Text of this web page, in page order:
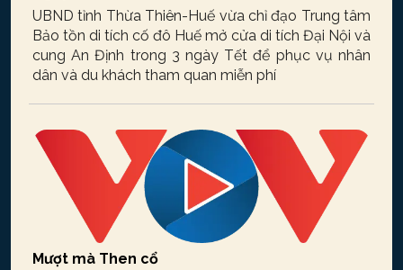
UBND tỉnh Thừa Thiên-Huế vừa chỉ đạo Trung tâm
Bảo tồn di tích cố đô Huế mở cửa di tích Đại Nội và
cung An Định trong 3 ngày Tết để phục vụ nhân
dân và du khách tham quan miễn phí
Mượt mà Then cổ